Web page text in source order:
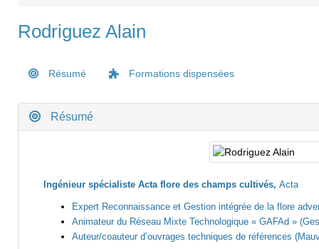
Rodriguez Alain
Résumé Formations dispensées
Résumé
Ingénieur spécialiste Acta flore des champs cultivés, Acta
Expert Reconnaissance et Gestion intégrée de la flore
Animateur du Réseau Mixte Technologique « GAFAd »
Auteur/coauteur d’ouvrages techniques de références